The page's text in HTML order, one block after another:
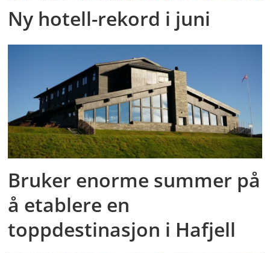
Ny hotell-rekord i juni
Bruker enorme summer på
å etablere en
toppdestinasjon i Hafjell